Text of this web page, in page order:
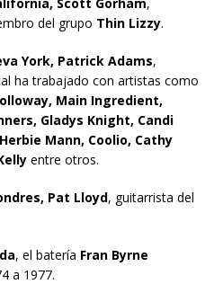
del grupo Thin Lizzy.
York, Patrick Adams,
ha trabajado con artistas como
Main Ingredient,
Gladys Knight, Candi
Mann, Coolio, Cathy
entre otros.
Pat Lloyd, guitarrista del
, el batería Fran Byrne
a 1977.